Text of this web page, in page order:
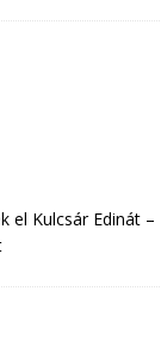
el Kulcsár Edinát –